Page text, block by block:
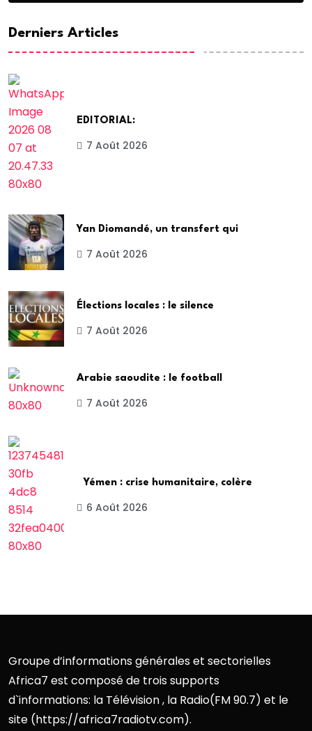
Derniers Articles
EDITORIAL:
7 Août 2026
Yan Diomandé, un transfert qui
7 Août 2026
Élections locales : le silence
7 Août 2026
Arabie saoudite : le football
7 Août 2026
Yémen : crise humanitaire, colère
6 Août 2026
Groupe d’informations générales et sectorielles
Africa7 est composé de trois supports
d`informations: la Télévision , la Radio(FM 90.7) et le
site (https://africa7radiotv.com).